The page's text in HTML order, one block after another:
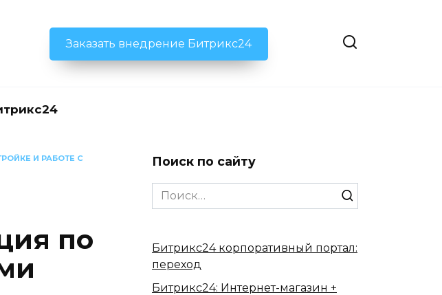
Заказать внедрение Битрикс24
И РАБОТЕ С
по
Поиск по сайту
Search
for:
Битрикс24 корпоративный портал:
переход
Битрикс24: Интернет-магазин +